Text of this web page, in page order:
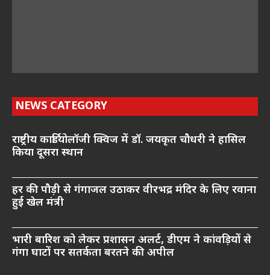
NEWS CATEGORY
राष्ट्रीय कार्डियोलॉजी क्विज में डॉ. जयकृत चौधरी ने हासिल
किया दूसरा स्थान
हर की पौड़ी से गंगाजल उठाकर वीरभद्र मंदिर के लिए रवाना
हुई खेल मंत्री
भारी बारिश को लेकर प्रशासन अलर्ट, डीएम ने कांवड़ियों से
गंगा घाटों पर सतर्कता बरतने की अपील